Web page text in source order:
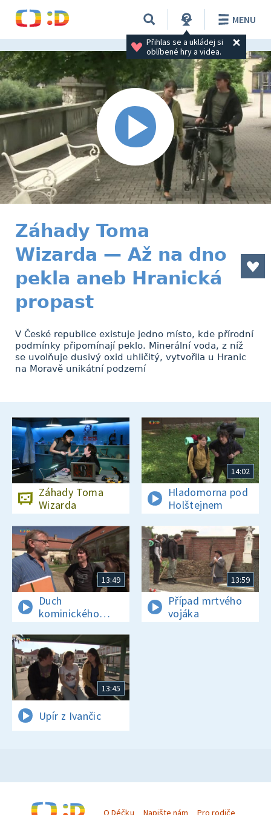
Přihlas se a ukládej si
oblíbené hry a videa.
MENU
Záhady Toma
Wizarda — Až na dno
pekla aneb Hranická
propast
V České republice existuje jedno místo, kde přírodní
podmínky připomínají peklo. Minerální voda, z níž
se uvolňuje dusivý oxid uhličitý, vytvořila u Hranic
na Moravě unikátní podzemí
Záhady Toma
Wizarda
14:02
Hladomorna pod
Holštejnem
13:49
Duch
kominického
učně
13:59
Případ mrtvého
vojáka
13:45
Upír z Ivančic
O Déčku Napište nám Pro rodiče